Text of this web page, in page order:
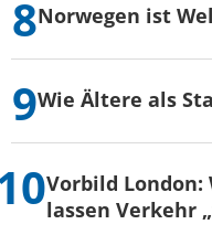
Norwegen ist
Wie Ältere als
Vorbild
lassen Verkehr